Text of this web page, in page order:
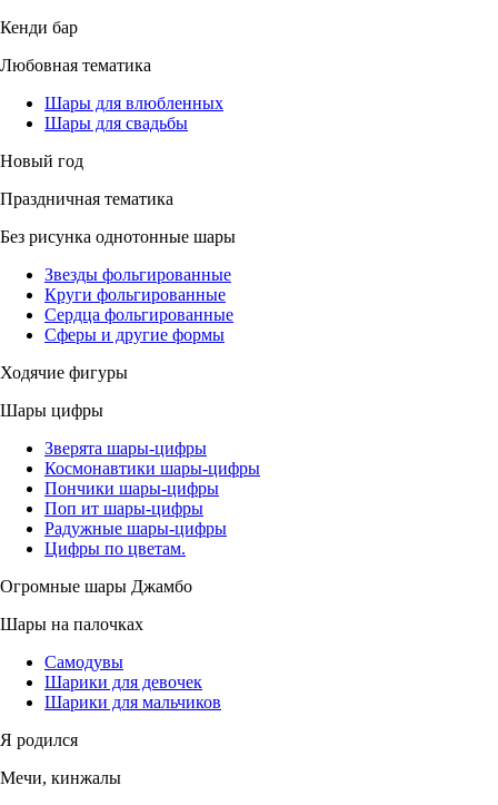
Кенди бар
Любовная тематика
Шары для влюбленных
Шары для свадьбы
Новый год
Праздничная тематика
Без рисунка однотонные шары
Звезды фольгированные
Круги фольгированные
Сердца фольгированные
Сферы и другие формы
Ходячие фигуры
Шары цифры
Зверята шары-цифры
Космонавтики шары-цифры
Пончики шары-цифры
Поп ит шары-цифры
Радужные шары-цифры
Цифры по цветам.
Огромные шары Джамбо
Шары на палочках
Самодувы
Шарики для девочек
Шарики для мальчиков
Я родился
Мечи, кинжалы